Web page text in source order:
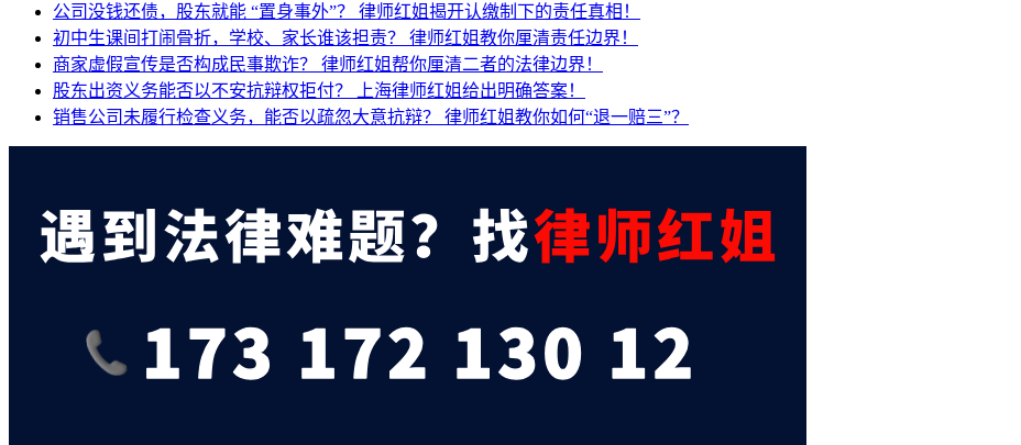
公司没钱还债，股东就能 “置身事外”？ 律师红姐揭开认缴制下的责任真相！
初中生课间打闹骨折，学校、家长谁该担责？ 律师红姐教你厘清责任边界！
商家虚假宣传是否构成民事欺诈？ 律师红姐帮你厘清二者的法律边界！
股东出资义务能否以不安抗辩权拒付？
上海律师红姐给出明确答案！
销售公司未履行检查义务，能否以疏忽大意抗辩？ 律师红姐教你如何“退一赔三”？